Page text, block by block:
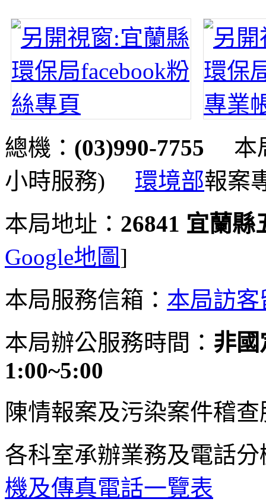
總機： (03)990-7755 本
小時服務) 環境部報案
本局地址： 26841 宜蘭縣
Google地圖]
本局服務信箱： 本局訪客
本局辦公服務時間： 非國
1:00~5:00
陳情報案及污染案件稽
各科室承辦業務及電話分
機及傳真電話一覽表